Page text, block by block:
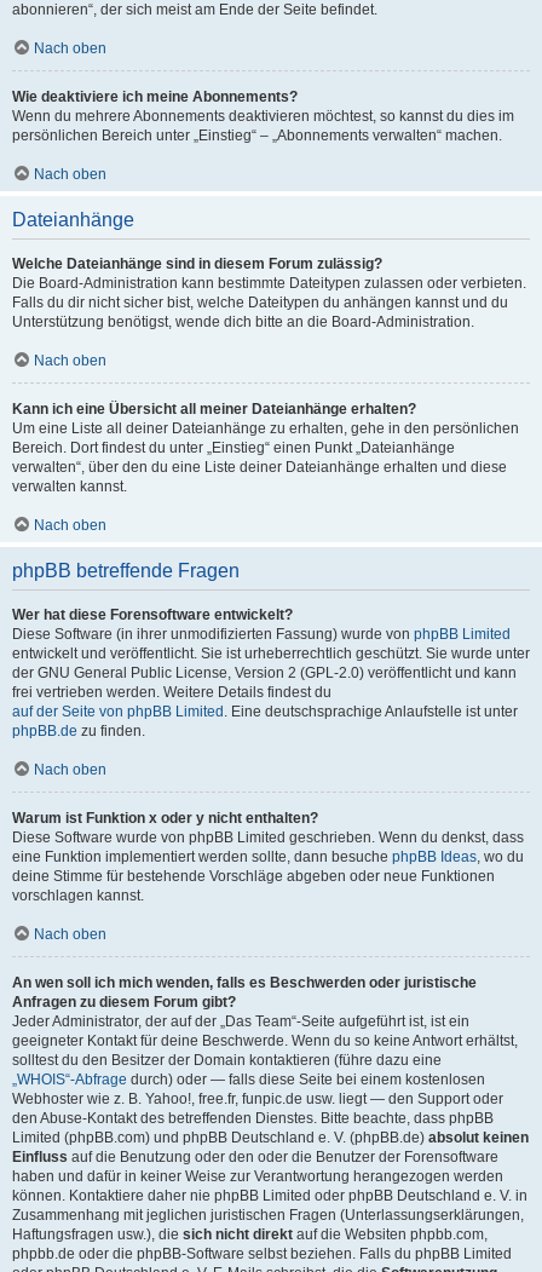
abonnieren“, der sich meist am Ende der Seite befindet.
Nach oben
Wie deaktiviere ich meine Abonnements?
Wenn du mehrere Abonnements deaktivieren möchtest, so kannst du dies im
persönlichen Bereich unter „Einstieg“ – „Abonnements verwalten“ machen.
Nach oben
Dateianhänge
Welche Dateianhänge sind in diesem Forum zulässig?
Die Board-Administration kann bestimmte Dateitypen zulassen oder verbieten.
Falls du dir nicht sicher bist, welche Dateitypen du anhängen kannst und du
Unterstützung benötigst, wende dich bitte an die Board-Administration.
Nach oben
Kann ich eine Übersicht all meiner Dateianhänge erhalten?
Um eine Liste all deiner Dateianhänge zu erhalten, gehe in den persönlichen
Bereich. Dort findest du unter „Einstieg“ einen Punkt „Dateianhänge
verwalten“, über den du eine Liste deiner Dateianhänge erhalten und diese
verwalten kannst.
Nach oben
phpBB betreffende Fragen
Wer hat diese Forensoftware entwickelt?
Diese Software (in ihrer unmodifizierten Fassung) wurde von phpBB Limited
entwickelt und veröffentlicht. Sie ist urheberrechtlich geschützt. Sie wurde unter
der GNU General Public License, Version 2 (GPL-2.0) veröffentlicht und kann
frei vertrieben werden. Weitere Details findest du
auf der Seite von phpBB Limited . Eine deutschsprachige Anlaufstelle ist unter
phpBB.de zu finden.
Nach oben
Warum ist Funktion x oder y nicht enthalten?
Diese Software wurde von phpBB Limited geschrieben. Wenn du denkst, dass
eine Funktion implementiert werden sollte, dann besuche phpBB Ideas, wo du
deine Stimme für bestehende Vorschläge abgeben oder neue Funktionen
vorschlagen kannst.
Nach oben
An wen soll ich mich wenden, falls es Beschwerden oder juristische
Anfragen zu diesem Forum gibt?
Jeder Administrator, der auf der „Das Team“-Seite aufgeführt ist, ist ein
geeigneter Kontakt für deine Beschwerde. Wenn du so keine Antwort erhältst,
solltest du den Besitzer der Domain kontaktieren (führe dazu eine
„WHOIS“-Abfrage durch) oder — falls diese Seite bei einem kostenlosen
Webhoster wie z. B. Yahoo!, free.fr, funpic.de usw. liegt — den Support oder
den Abuse-Kontakt des betreffenden Dienstes. Bitte beachte, dass phpBB
Limited (phpBB.com) und phpBB Deutschland e. V. (phpBB.de) absolut keinen
Einfluss auf die Benutzung oder den oder die Benutzer der Forensoftware
haben und dafür in keiner Weise zur Verantwortung herangezogen werden
können. Kontaktiere daher nie phpBB Limited oder phpBB Deutschland e. V. in
Zusammenhang mit jeglichen juristischen Fragen (Unterlassungserklärungen,
Haftungsfragen usw.), die sich nicht direkt auf die Websiten phpbb.com,
phpbb.de oder die phpBB-Software selbst beziehen. Falls du phpBB Limited